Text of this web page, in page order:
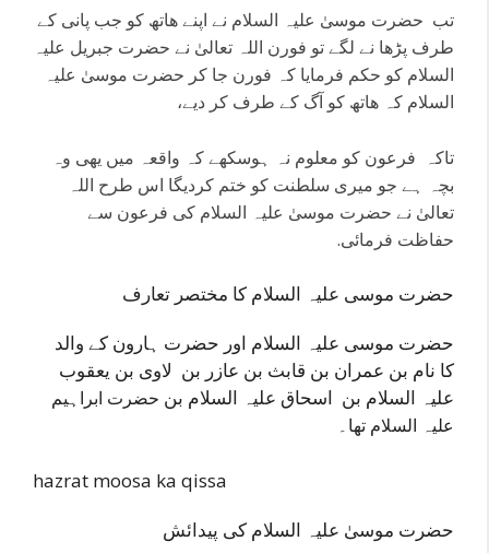
تب حضرت موسیٰ علیہ السلام نے اپنے ھاتھ کو جب پانی کے
طرف پڑھا نے لگے تو فورن اللہ تعالیٰ نے حضرت جبریل علیہ
السلام کو حکم فرمایا کہ فورن جا کر حضرت موسیٰ علیہ
السلام کہ ھاتھ کو آگ کے طرف کر دیے،
تاکہ فرعون کو معلوم نہ ہوسکھے کہ واقعہ میں یھی وہ
بچہ ہے جو میری سلطنت کو ختم کردیگا اس طرح اللہ
تعالیٰ نے حضرت موسیٰ علیہ السلام کی فرعون سے
حفاظت فرمائی.
حضرت موسی علیہ السلام کا مختصر تعارف
کا نام بن عمران بن قابث بن عازر بن لاوی بن یعقوب
علیہ السلام بن اسحاق علیہ السلام بن حضرت ابراہیم
علیہ السلام تھا۔
hazrat moosa ka qissa
حضرت موسیٰ علیہ السلام کی پیدائش